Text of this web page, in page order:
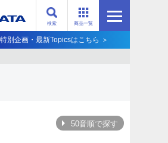
商品一覧
検索
別企画・最新Topicsはこちら ＞
50音順で探す